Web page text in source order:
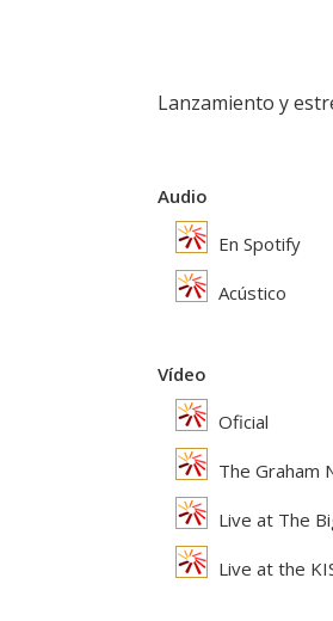
Lanzamiento y
Audio
En Spotify
Acústico
Vídeo
Oficial
The Graham
Live at The
Live at the